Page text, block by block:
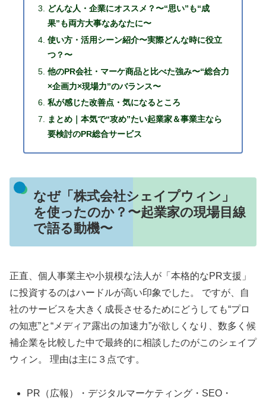
どんな人・企業にオススメ？〜“思い”も“成
果”も両方大事なあなたに〜
使い方・活用シーン紹介〜実際どんな時に役立
つ？〜
他のPR会社・マーケ商品と比べた強み〜“総合力
×企画力×現場力”のバランス〜
私が感じた改善点・気になるところ
まとめ｜本気で“攻め”たい起業家＆事業主なら
要検討のPR総合サービス
なぜ「株式会社シェイプウィン」
を使ったのか？〜起業家の現場目線
で語る動機〜
正直、個人事業主や小規模な法人が「本格的なPR支援」
に投資するのはハードルが高い印象でした。 ですが、自
社のサービスを大きく成長させるためにどうしても“プロ
の知恵”と“メディア露出の加速力”が欲しくなり、数多く候
補企業を比較した中で最終的に相談したのがこのシェイプ
ウィン。 理由は主に３点です。
PR（広報）・デジタルマーケティング・SEO・